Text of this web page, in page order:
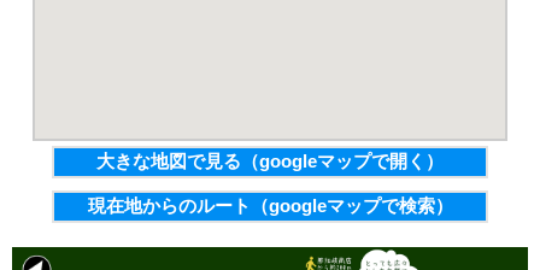
大きな地図で見る（googleマップで開く）
現在地からのルート（googleマップで検索）